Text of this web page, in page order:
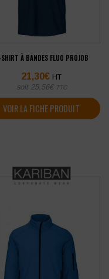
À BANDES FLUO PROJOB
21,30€ HT
soit 25,56€ TTC
VOIR LA FICHE PRODUIT